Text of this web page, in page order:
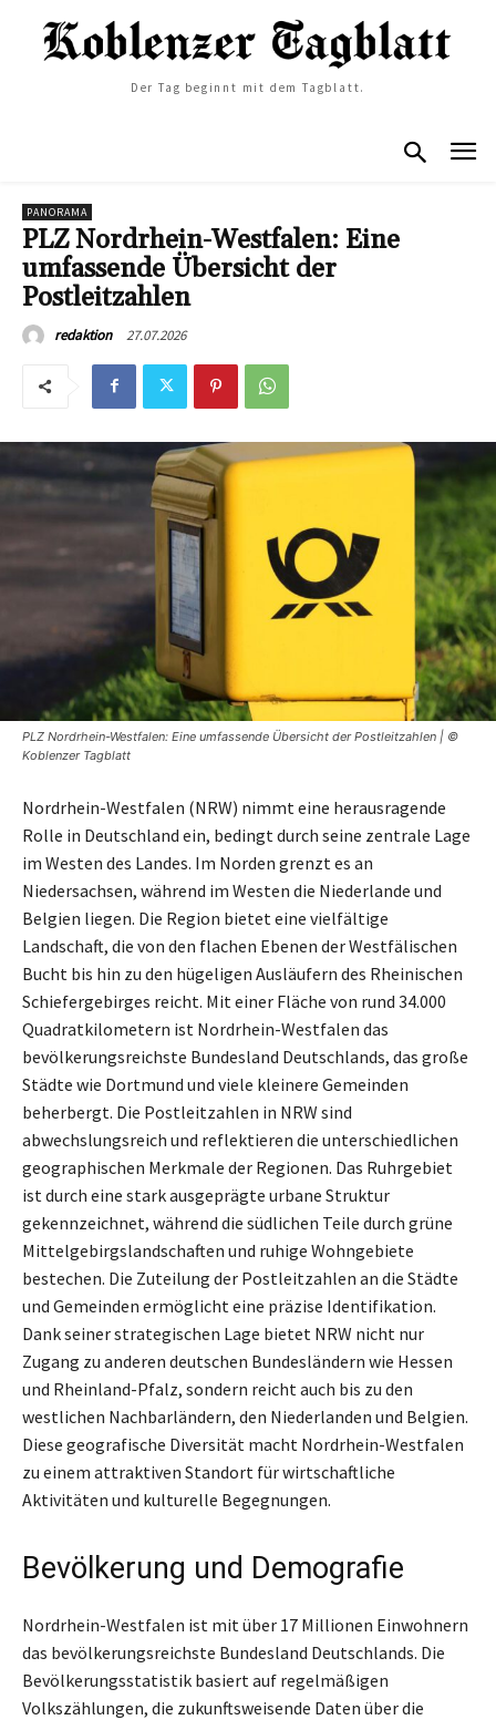
Der Tag beginnt mit dem Tagblatt.
PANORAMA
PLZ Nordrhein-Westfalen: Eine
umfassende Übersicht der
Postleitzahlen
redaktion 27.07.2026
PLZ Nordrhein-Westfalen: Eine umfassende Übersicht der Postleitzahlen | ©
Koblenzer Tagblatt
Nordrhein-Westfalen (NRW) nimmt eine herausragende
Rolle in Deutschland ein, bedingt durch seine zentrale Lage
im Westen des Landes. Im Norden grenzt es an
Niedersachsen, während im Westen die Niederlande und
Belgien liegen. Die Region bietet eine vielfältige
Landschaft, die von den flachen Ebenen der Westfälischen
Bucht bis hin zu den hügeligen Ausläufern des Rheinischen
Schiefergebirges reicht. Mit einer Fläche von rund 34.000
Quadratkilometern ist Nordrhein-Westfalen das
bevölkerungsreichste Bundesland Deutschlands, das große
Städte wie Dortmund und viele kleinere Gemeinden
beherbergt. Die Postleitzahlen in NRW sind
abwechslungsreich und reflektieren die unterschiedlichen
geographischen Merkmale der Regionen. Das Ruhrgebiet
ist durch eine stark ausgeprägte urbane Struktur
gekennzeichnet, während die südlichen Teile durch grüne
Mittelgebirgslandschaften und ruhige Wohngebiete
bestechen. Die Zuteilung der Postleitzahlen an die Städte
und Gemeinden ermöglicht eine präzise Identifikation.
Dank seiner strategischen Lage bietet NRW nicht nur
Zugang zu anderen deutschen Bundesländern wie Hessen
und Rheinland-Pfalz, sondern reicht auch bis zu den
westlichen Nachbarländern, den Niederlanden und Belgien.
Diese geografische Diversität macht Nordrhein-Westfalen
zu einem attraktiven Standort für wirtschaftliche
Aktivitäten und kulturelle Begegnungen.
Bevölkerung und Demografie
Nordrhein-Westfalen ist mit über 17 Millionen Einwohnern
das bevölkerungsreichste Bundesland Deutschlands. Die
Bevölkerungsstatistik basiert auf regelmäßigen
Volkszählungen, die zukunftsweisende Daten über die